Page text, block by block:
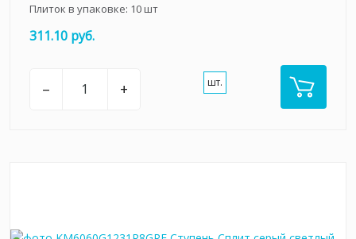
Плиток в упаковке: 10шт
311.10 руб.
– + шт.